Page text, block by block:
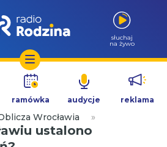
słuchaj
na żywo
ramówka audycje reklama
Wrocławia »
ustalono